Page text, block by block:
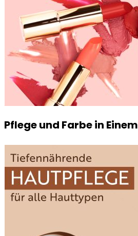
Pflege und Farbe in Einem